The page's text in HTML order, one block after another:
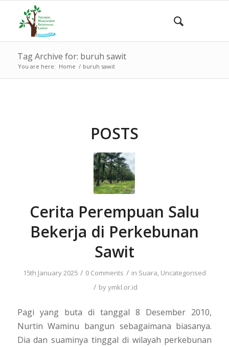
Tag Archive for: buruh sawit
You are here: Home / buruh sawit
POSTS
Cerita Perempuan Salu
Bekerja di Perkebunan
Sawit
15th January 2025 / 0 Comments / in Suara, Uncategorised
/ byymkl.or.id
Pagi yang buta di tanggal 8 Desember 2010,
Nurtin Waminu bangun sebagaimana biasanya.
Dia dan suaminya tinggal di wilayah perkebunan